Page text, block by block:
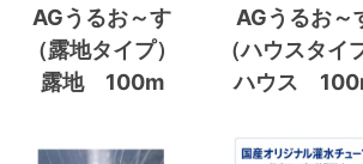
AGうるお～す
（露地タイプ）
露地 100m
AGうるお～
（ハウスタイ
ハウス